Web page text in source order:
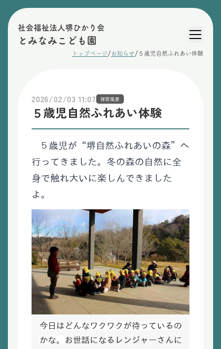
社会福祉法人堺ひかり会
とみなみこども園
トップページ/ お知らせ/ ５歳児自然ふれあい体験
2026/02/03 11:07 保育風景
５歳児自然ふれあい体験
５歳児が“堺自然ふれあいの森”へ
行ってきました。冬の森の自然に全
身で触れ大いに楽しんできました
よ。
今日はどんなワクワクが待っているの
かな。
お世話になるレンジャーさんに